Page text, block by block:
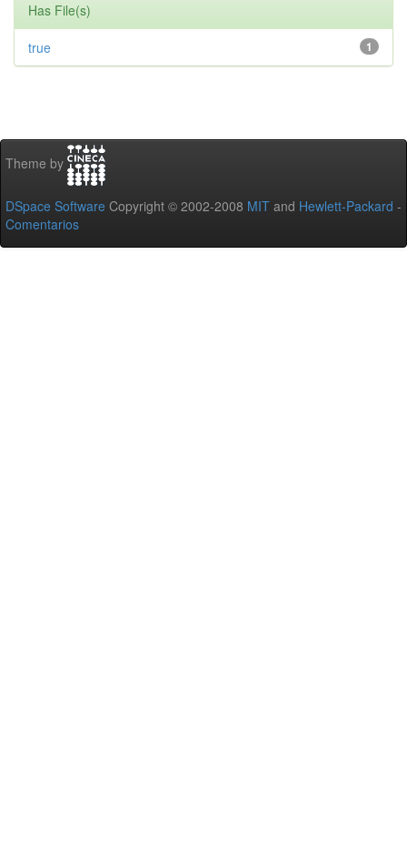
Has File(s)
1
true
Theme by
DSpace Software Copyright © 2002-2008 MIT and Hewlett-Packard -
Comentarios